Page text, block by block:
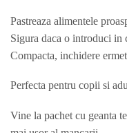
Pastreaza alimentele
Sigura daca o introduci in
Compacta, inchidere
Perfecta pentru copii si
Vine la pachet cu geanta